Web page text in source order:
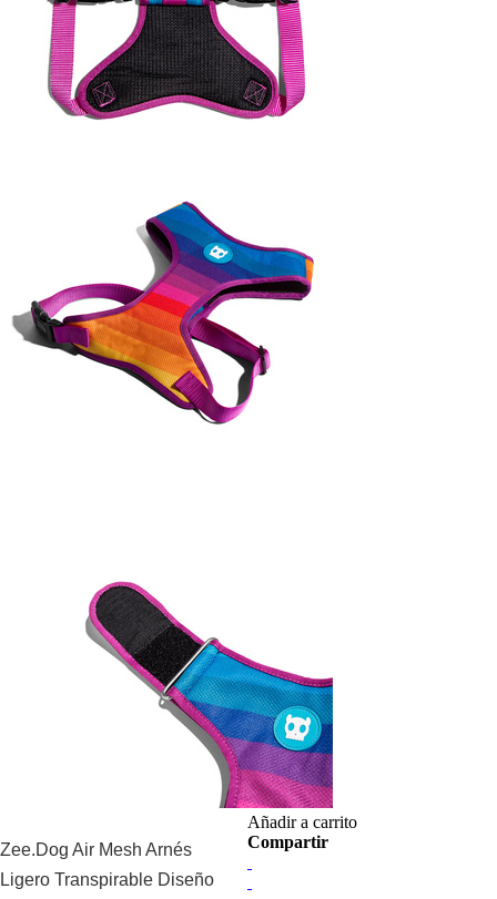
Zee.Dog Air Mesh Arnés
Ligero Transpirable Diseño
Añadir a carrito
Compartir